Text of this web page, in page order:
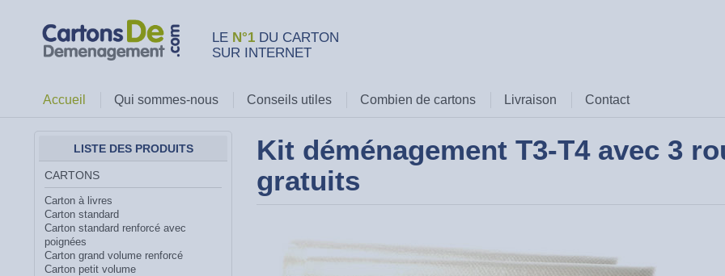
LE N°1 DU CARTON
SUR INTERNET
Accueil Qui sommes-nous Conseils utiles Combien de cartons Livraison Contact
LISTE DES PRODUITS
CARTONS
Carton à livres
Carton standard
Carton standard renforcé avec
poignées
Carton grand volume renforcé
Carton petit volume
Kit déménagement T3-T4 avec 3
gratuits